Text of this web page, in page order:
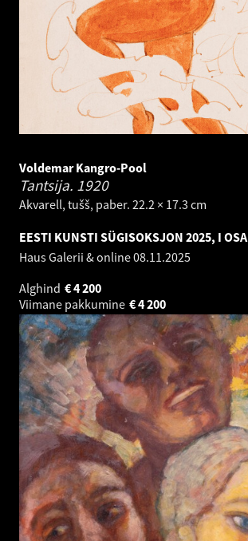
Voldemar Kangro-Pool
Tantsija. 1920
Akvarell, tušš, paber. 22.2 × 17.3 cm
EESTI KUNSTI SÜGISOKSJON 2025, I OSA
Haus Galerii & online08.11.2025
Alghind
4 200
€
Viimane pakkumine
4 200
€